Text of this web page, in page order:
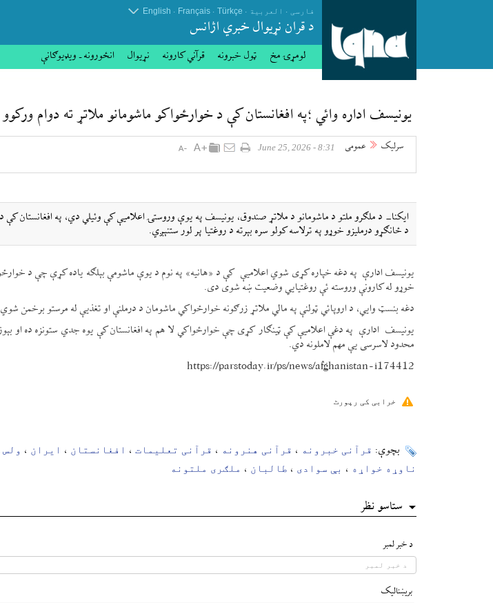
فارسی . العربیة .
Türkçe
.
Français
.
English
د قران نړيوال خبري اژانس
لومړۍ مخ ټول خبرونه قرآني کارونه نړيوال انځورونه ـ ویډیوګانې
یونیسف اداره وائي ؛په افغانستان کې د خوارځواکو ماشومانو ملاتړ ته دوام ورکوو
سرلیک عمومی 8:31 - June 25, 2026
ایکنا- د ملګرو ملتو د ماشومانو د ملاتړ صندوق، یونیسف په یوې وروستۍ اعلامیې کې وئيلي دي، په افغانستان
د ځانګړو درملیزو خوړو په ترلاسه کولو سره بېرته د روغتیا پر لور ستنېږي.
یونیسف ادارې په دغه خپاره کړی شوي اعلامیې کې د «هانیه» په نوم د یوې ماشومې بېلګه یاده کړې چې د
خوړو له کارونې وروسته ئې روغتیايي وضعیت ښه شوی دی.
دغه بنسټ وایي، د اروپائي ټولنې په مالي ملاتړ زرګونه خوارځواکي ماشومان د درملنې او تغذیې له مرستو برخمن
یونیسف ادارې په دغې اعلامیې کې ټینګار کړی چې خوارځواکي لا هم په افغانستان کې یوه جدي ستونزه ده او
محدود لاسرسی یې مهم لاملونه دي.
https://parstoday.ir/ps/news/afghanistan-i174412
خرابی کی رپورٹ
بچوې: قرآنی خبرونه ، قرآنی هنرونه ، قرآنی تعلیمات ، افغانستان ، ایران ، ولس
ناوړه خواړه ، بې سوادی ، طالبان ، ملګری ملتونه
ستاسو نظر
د خبر لمبر
بريښناليک